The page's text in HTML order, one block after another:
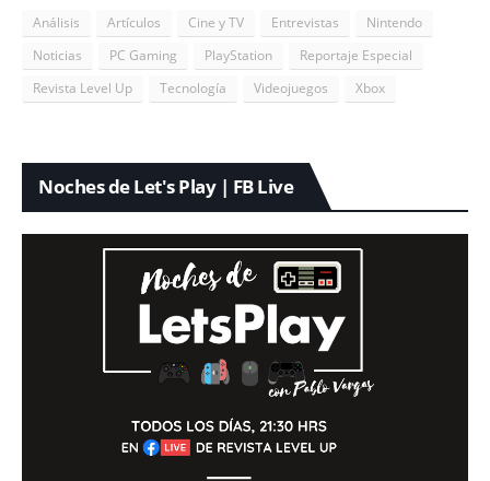
Análisis Artículos Cine y TV Entrevistas
Nintendo
Noticias
PC Gaming PlayStation
Reportaje Especial
Revista Level Up
Tecnología Videojuegos Xbox
Noches de Let's Play | FB Live